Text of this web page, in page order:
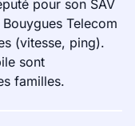
pour son SAV
Telecom
(vitesse, ping).
sont
familles.